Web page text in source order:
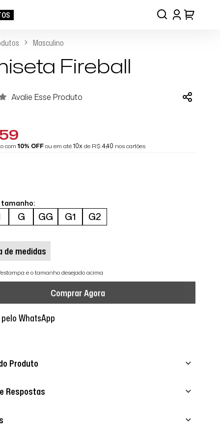
Masculino
Fireball
Avalie Esse Produto
com10% OFFou em até10xde R$ 4,40 nos cartões
tamanho:
G GG G1 G2
de medidas
e o tamanho desejado acima
Comprar Agora
WhatsApp
Produto
Respostas